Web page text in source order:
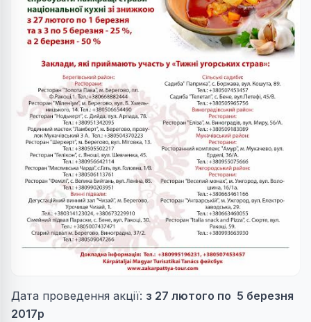
Дата проведення акції: з 27 лютого по 5 березня
2017р